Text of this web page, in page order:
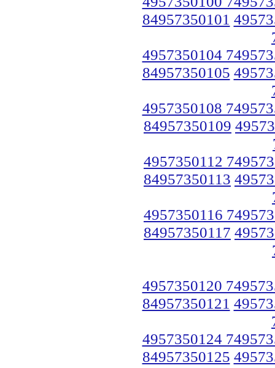
84957350101
4957350104
84957350105
4957350108
84957350109
4957350112
84957350113
4957350116
84957350117
4957350120
84957350121
4957350124
84957350125